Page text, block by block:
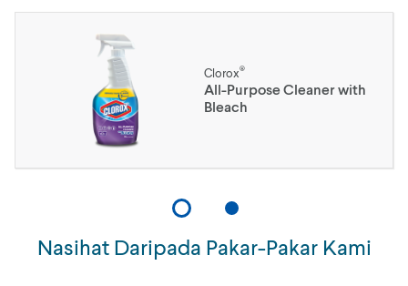
Clorox®
All-Purpose Cleaner with
Bleach
Nasihat Daripada Pakar-Pakar Kami